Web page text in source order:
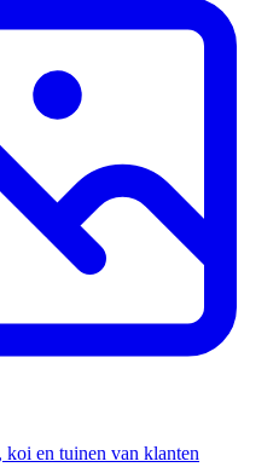
koi en tuinen van klanten